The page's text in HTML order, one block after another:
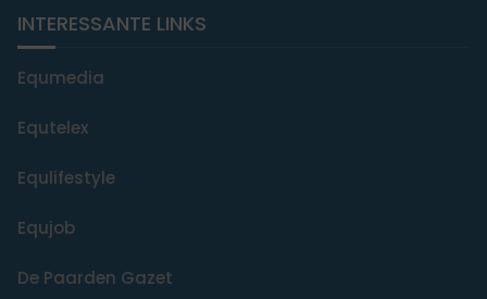
INTERESSANTE LINKS
Equmedia
Equtelex
Equlifestyle
Equjob
De Paarden Gazet